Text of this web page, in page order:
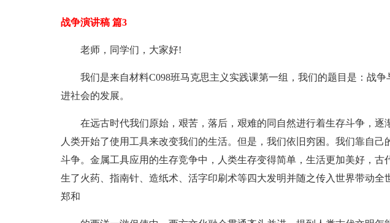
战争演讲稿 篇3
老师，同学们，大家好!
我们是来自材料C098班马克思主义实践课第一组，我们的题目是：战
进社会的发展。
在远古时代我们原始，艰苦，落后，艰难的同自然进行着生存斗争，逐
人类开始了使用工具来改变我们的生活。但是，我们依旧穷困。我们靠自己
斗争。金属工具应用的生存竞争中，人类生存变得简单，生活更加美好，古
生了火药、指南针、造纸术、活字印刷术等四大发明并随之传入世界带动全
郑和